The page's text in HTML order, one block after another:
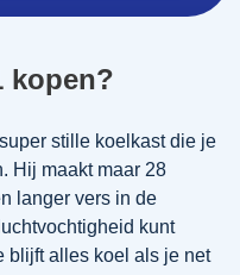
kopen?
stille koelkast die je
Hij maakt maar 28
langer vers in de
kunt
blijft alles koel als je net